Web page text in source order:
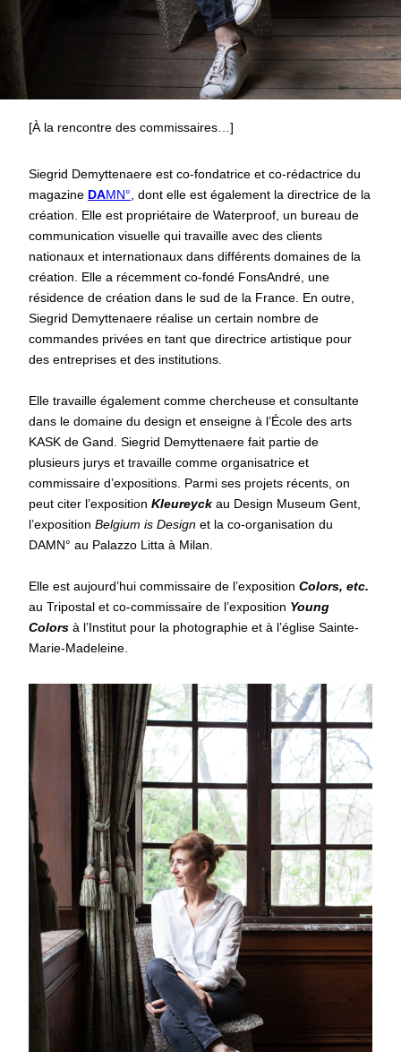
[À la rencontre des commissaires…]
Siegrid Demyttenaere est co-fondatrice et co-rédactrice du
magazine DAMN° , dont elle est également la directrice de la
création. Elle est propriétaire de Waterproof, un bureau de
communication visuelle qui travaille avec des clients
nationaux et internationaux dans différents domaines de la
création. Elle a récemment co-fondé FonsAndré, une
résidence de création dans le sud de la France. En outre,
Siegrid Demyttenaere réalise un certain nombre de
commandes privées en tant que directrice artistique pour
des entreprises et des institutions.
Elle travaille également comme chercheuse et consultante
dans le domaine du design et enseigne à l’École des arts
KASK de Gand. Siegrid Demyttenaere fait partie de
plusieurs jurys et travaille comme organisatrice et
commissaire d’expositions. Parmi ses projets récents, on
peut citer l’exposition Kleureyck au Design Museum Gent,
l’exposition Belgium is Design et la co-organisation du
DAMN° au Palazzo Litta à Milan.
Elle est aujourd’hui commissaire de l’exposition Colors, etc.
au Tripostal et co-commissaire de l’exposition Young
Colors à l’Institut pour la photographie et à l’église Sainte-
Marie-Madeleine.